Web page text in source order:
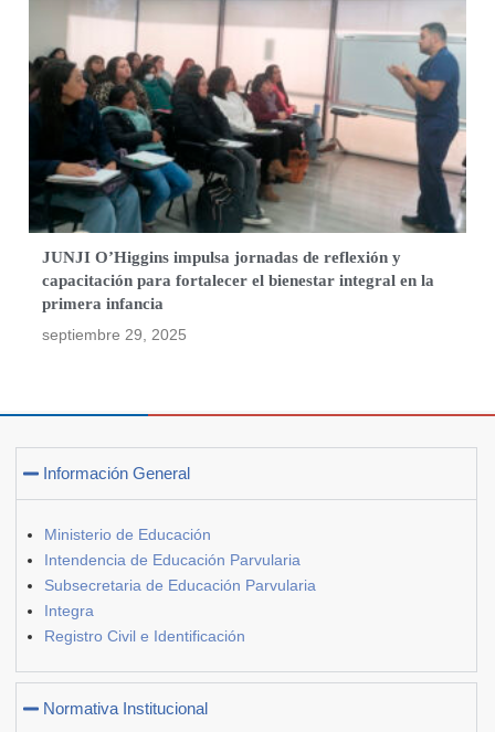
JUNJI O’Higgins impulsa jornadas de reflexión y
capacitación para fortalecer el bienestar integral en la
primera infancia
septiembre 29, 2025
Información General
Ministerio de Educación
Intendencia de Educación Parvularia
Subsecretaria de Educación Parvularia
Integra
Registro Civil e Identificación
Normativa Institucional